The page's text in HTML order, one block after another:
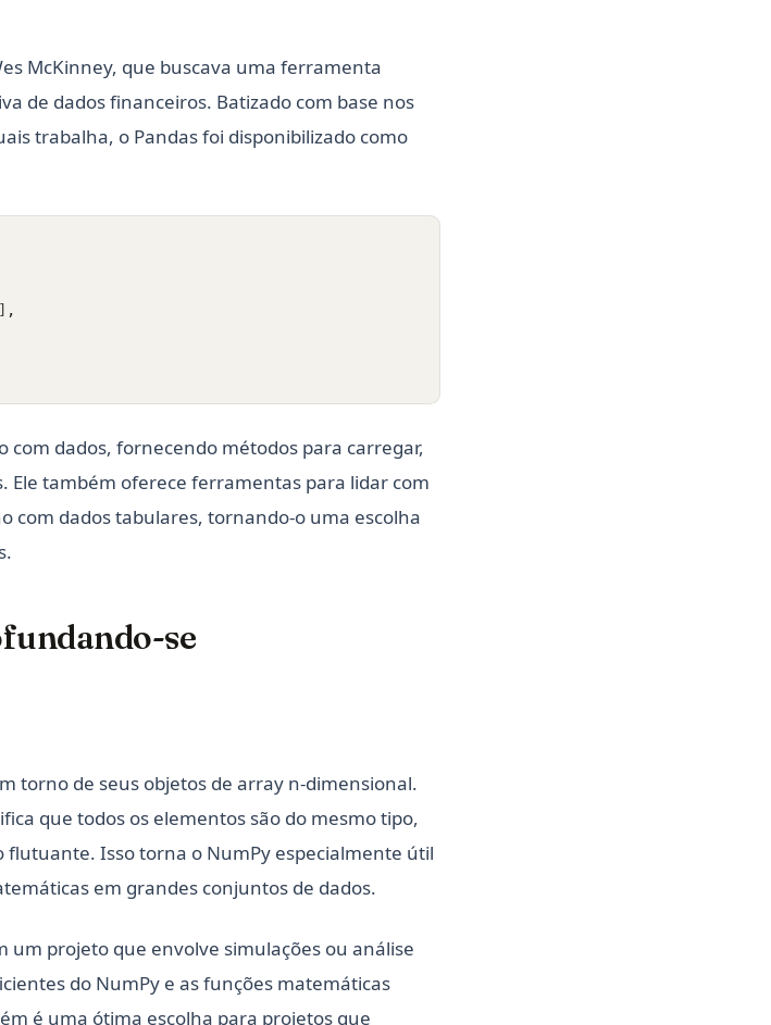
McKinney, que buscava uma ferramenta
de dados financeiros. Batizado com base nos
trabalha, o Pandas foi disponibilizado como
] ,
com dados, fornecendo métodos para carregar,
Ele também oferece ferramentas para lidar com
com dados tabulares, tornando-o uma escolha
se
torno de seus objetos de array n-dimensional.
que todos os elementos são do mesmo tipo,
Isso torna o NumPy especialmente útil
em grandes conjuntos de dados.
um projeto que envolve simulações ou análise
do NumPy e as funções matemáticas
é uma ótima escolha para projetos que